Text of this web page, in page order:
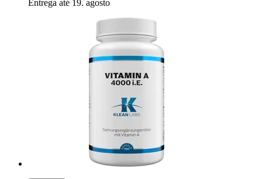
Entrega até 19. agosto